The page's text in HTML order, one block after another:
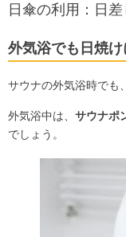
日傘の利用：日
外気浴でも日焼け
サウナの外気浴時でも
外気浴中は、 サウナポ
でしょう。